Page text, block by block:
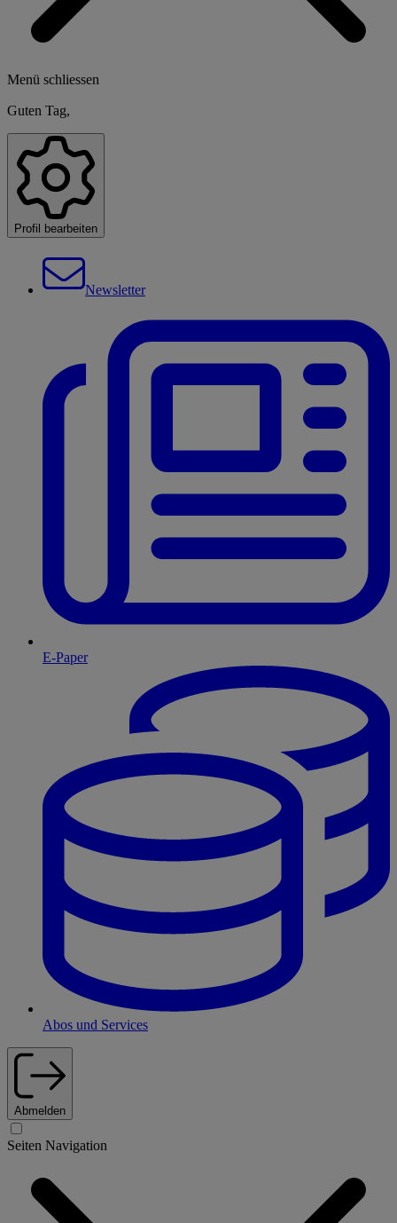
Menü schliessen
Guten Tag,
Profil bearbeiten
Newsletter
E-Paper
Abos und Services
Abmelden
Seiten Navigation